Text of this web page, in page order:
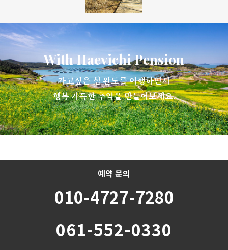
With Haevichi Pension
가고싶은 섬 완도를 여행하면서
행복 가득한 추억을 만들어보세요.
예약 문의
010-4727-7280
061-552-0330